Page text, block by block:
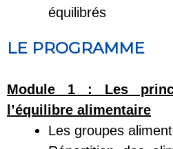
équilibrés
LE PROGRAMME
Module 1 : Les
l’équilibre alimentaire
Les groupes